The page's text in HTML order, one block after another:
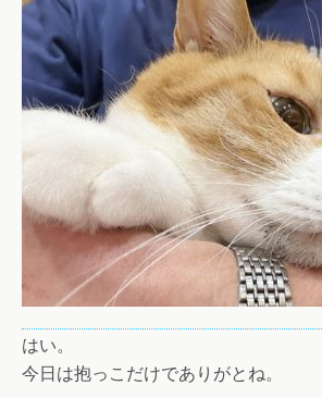
はい。
今日は抱っこだけでありがとね。